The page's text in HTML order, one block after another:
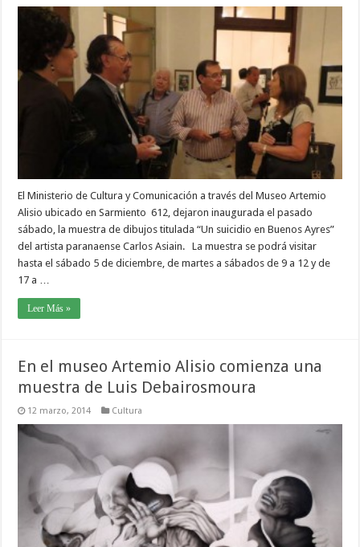
El Ministerio de Cultura y Comunicación a través del Museo Artemio
Alisio ubicado en Sarmiento 612, dejaron inaugurada el pasado
sábado, la muestra de dibujos titulada “Un suicidio en Buenos Ayres”
del artista paranaense Carlos Asiain. La muestra se podrá visitar
hasta el sábado 5 de diciembre, de martes a sábados de 9 a 12 y de
17 a …
Leer Más »
En el museo Artemio Alisio comienza una
muestra de Luis Debairosmoura
12 marzo, 2014 Cultura